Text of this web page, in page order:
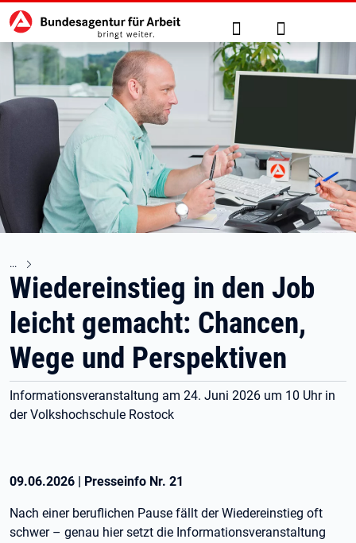
zu den Hauptinhalten springen
Hauptnavigation Suche Anmelden
Wiedereinstieg in den Job
leicht gemacht: Chancen,
Wege und Perspektiven
Informationsveranstaltung am 24. Juni 2026 um 10 Uhr in
der Volkshochschule Rostock
09.06.2026 | Presseinfo Nr. 21
Nach einer beruflichen Pause fällt der Wiedereinstieg oft
schwer – genau hier setzt die Informationsveranstaltung